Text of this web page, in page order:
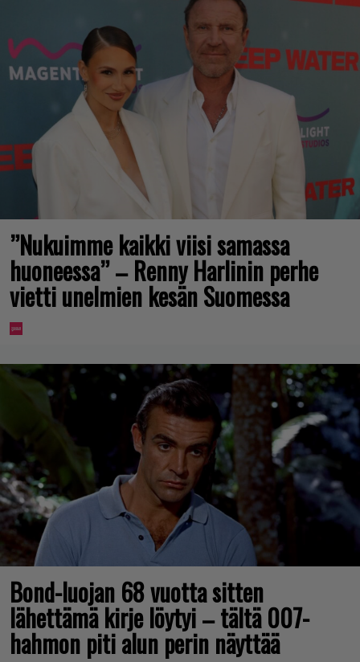
”Nukuimme kaikki viisi samassa
huoneessa” – Renny Harlinin perhe
vietti unelmien kesän Suomessa
Bond-luojan 68 vuotta sitten
lähettämä kirje löytyi – tältä 007-
hahmon piti alun perin näyttää